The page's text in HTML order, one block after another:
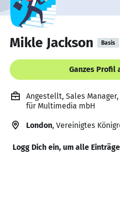
Mikle Jackson Basis
Ganzes Profil
Angestellt, Sales
für Multimedia mbH
London, Vereinigtes
Logg Dich ein, um alle